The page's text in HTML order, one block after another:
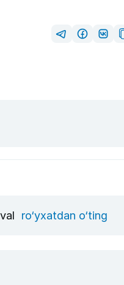
ro‘yxatdan o‘ting